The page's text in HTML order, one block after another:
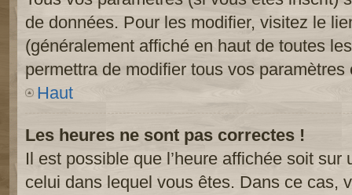
de données. Pour les modifier, visitez le
(généralement affiché en haut de toutes
permettra de modifier tous vos paramètres
Haut
Les heures ne sont pas correctes !
Il est possible que l’heure affichée soit
celui dans lequel vous êtes. Dans ce cas,